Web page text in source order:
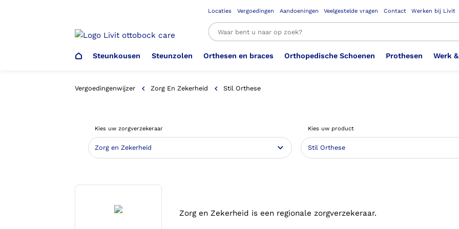
Locaties Vergoedingen Aandoeningen Veelgestelde vragen Contact Werken bij Livit
Steunkousen
Steunkousen (klasse 1)
Kousen (klasse 2)
Aantrekhulpen
Steunzolen
Steunzolen 3D geprinte steunzolen
Voetdrukmeting
Orthesen en braces
Arm Elleboog Been Knie
Heup Bekken Lies Hoofd Nek
Orthopedische Schoenen
Schoenencatalogus Orthopedische Schoenen OSA
Ambulo Badschoenen
Prothesen
Armprothese Bovenbeenprothese
Elleboogprothese Hand & Vinger prothese
Onderbeenprothese
Werk
Werkgever
Werknemer
Vergoedingenwijzer Zorg En Zekerheid Stil Orthese
Kies uw zorgverzekeraar Kies uw product
Zorg en Zekerheid is een regionale zorgverzekeraar.